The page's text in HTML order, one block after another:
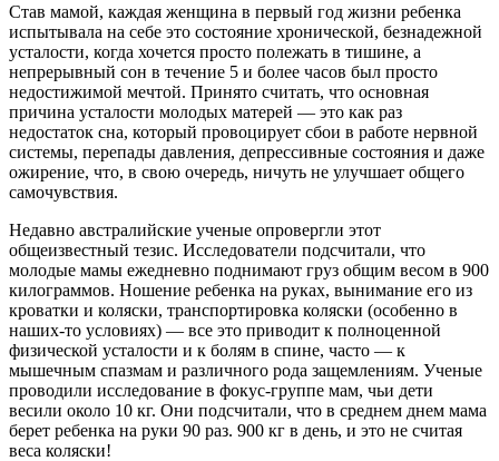
Став мамой, каждая женщина в первый год жизни ребенка
испытывала на себе это состояние хронической, безнадежной
усталости, когда хочется просто полежать в тишине, а
непрерывный сон в течение 5 и более часов был просто
недостижимой мечтой. Принято считать, что основная
причина усталости молодых матерей — это как раз
недостаток сна, который провоцирует сбои в работе нервной
системы, перепады давления, депрессивные состояния и даже
ожирение, что, в свою очередь, ничуть не улучшает общего
самочувствия.
Недавно австралийские ученые опровергли этот
общеизвестный тезис. Исследователи подсчитали, что
молодые мамы ежедневно поднимают груз общим весом в 900
килограммов. Ношение ребенка на руках, вынимание его из
кроватки и коляски, транспортировка коляски (особенно в
наших-то условиях) — все это приводит к полноценной
физической усталости и к болям в спине, часто — к
мышечным спазмам и различного рода защемлениям. Ученые
проводили исследование в фокус-группе мам, чьи дети
весили около 10 кг. Они подсчитали, что в среднем днем мама
берет ребенка на руки 90 раз. 900 кг в день, и это не считая
веса коляски!